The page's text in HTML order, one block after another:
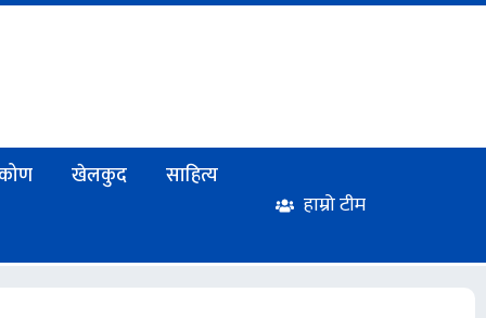
खेलकुद
साहित्य
हाम्रो टीम